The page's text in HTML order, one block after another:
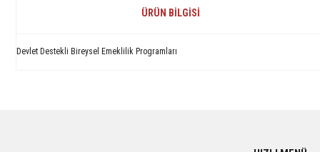
ÜRÜN BILGISI
Devlet Destekli Bireysel Emeklilik Programları